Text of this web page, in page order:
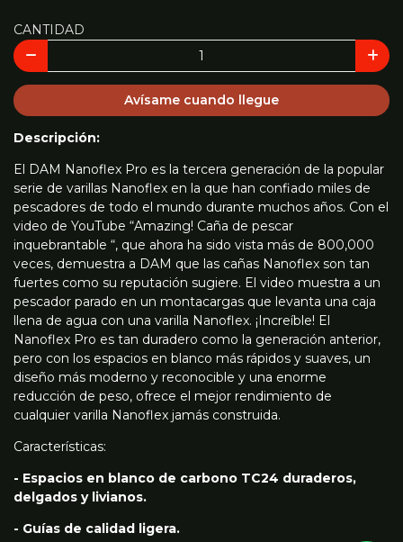
CANTIDAD
Avísame cuando llegue
Descripción:
El DAM Nanoflex Pro es la tercera generación de la popular
serie de varillas Nanoflex en la que han confiado miles de
pescadores de todo el mundo durante muchos años. Con el
video de YouTube “Amazing! Caña de pescar
inquebrantable “, que ahora ha sido vista más de 800,000
veces, demuestra a DAM que las cañas Nanoflex son tan
fuertes como su reputación sugiere. El video muestra a un
pescador parado en un montacargas que levanta una caja
llena de agua con una varilla Nanoflex. ¡Increíble! El
Nanoflex Pro es tan duradero como la generación anterior,
pero con los espacios en blanco más rápidos y suaves, un
diseño más moderno y reconocible y una enorme
reducción de peso, ofrece el mejor rendimiento de
cualquier varilla Nanoflex jamás construida.
Características:
- Espacios en blanco de carbono TC24 duraderos,
delgados y livianos.
- Guías de calidad ligera.